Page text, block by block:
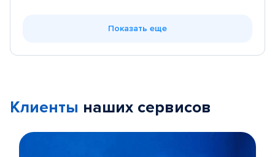
Показать еще
Клиенты наших сервисов